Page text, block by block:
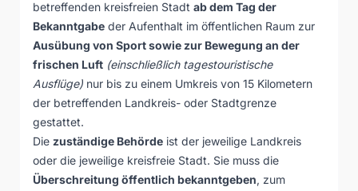
betreffenden kreisfreien Stadt ab dem Tag der
Bekanntgabe der Aufenthalt im öffentlichen Raum zur
Ausübung von Sport sowie zur Bewegung an der
frischen Luft (einschließlich tagestouristische
Ausflüge) nur bis zu einem Umkreis von 15 Kilometern
der betreffenden Landkreis- oder Stadtgrenze
gestattet.
Die zuständige Behörde ist der jeweilige Landkreis
oder die jeweilige kreisfreie Stadt. Sie muss die
Überschreitung öffentlich bekanntgeben, zum